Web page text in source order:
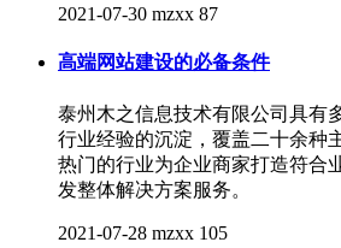
2021-07-30 mzxx 87
高端网站建设的必备条件
泰州木之信息技术有限公司具有
行业经验的沉淀，覆盖二十余种
热门的行业为企业商家打造符合
发整体解决方案服务。
2021-07-28 mzxx 105